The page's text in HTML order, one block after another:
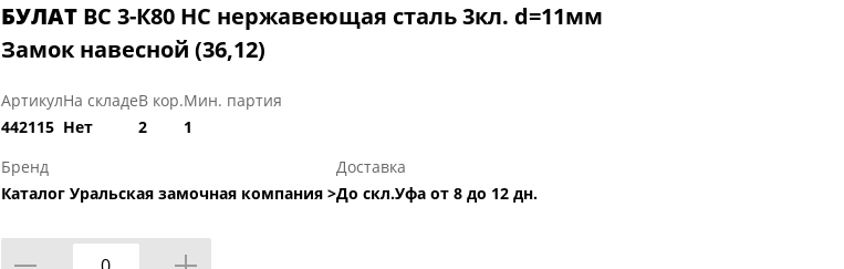
БУЛАТ ВС 3-К80 НС нержавеющая сталь 3кл. d=11мм
Замок навесной (36,12)
Артикул
442115
На складе
Нет
В кор.
2
Мин. партия
1
Бренд
Каталог Уральская замочная компания >
Доставка
До скл.Уфа от 8 до 12 дн.